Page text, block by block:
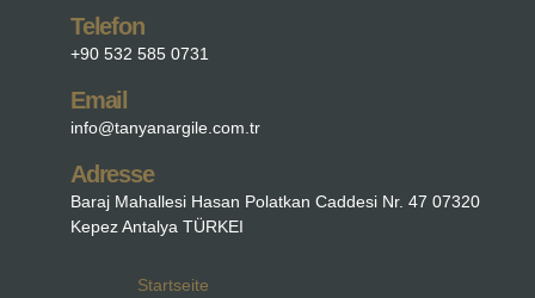
Telefon
+90 532 585 0731
Email
info@tanyanargile.com.tr
Adresse
Baraj Mahallesi Hasan Polatkan Caddesi Nr. 47 07320
Kepez Antalya TÜRKEI
Startseite